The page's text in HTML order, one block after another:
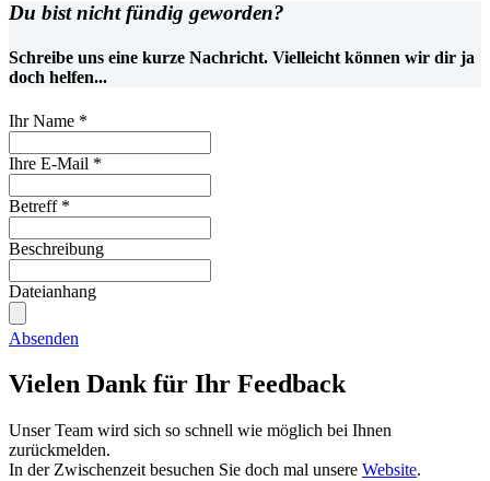
Du bist nicht fündig geworden?
Schreibe uns eine kurze Nachricht. Vielleicht können wir dir ja
doch helfen...
Ihr Name *
Ihre E-Mail *
Betreff*
Beschreibung
Dateianhang
Absenden
Vielen Dank für Ihr Feedback
Unser Team wird sich so schnell wie möglich bei Ihnen
zurückmelden.
In der Zwischenzeit besuchen Sie doch mal unsere Website.